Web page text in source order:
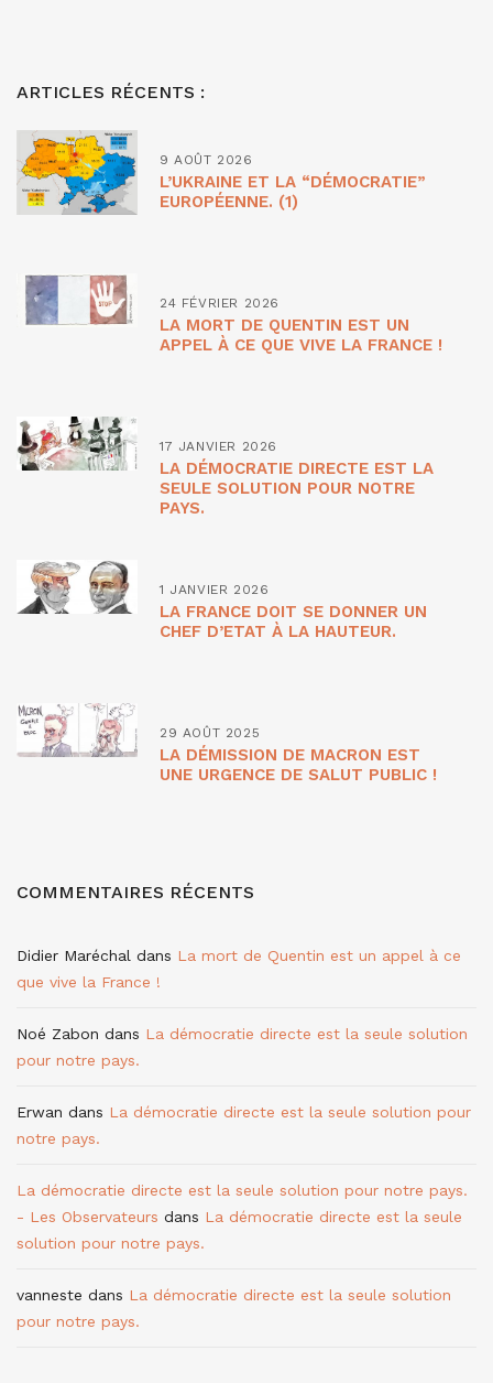
ARTICLES RÉCENTS :
9 AOÛT 2026
L’UKRAINE ET LA “DÉMOCRATIE”
EUROPÉENNE. (1)
24 FÉVRIER 2026
LA MORT DE QUENTIN EST UN
APPEL À CE QUE VIVE LA FRANCE !
17 JANVIER 2026
LA DÉMOCRATIE DIRECTE EST LA
SEULE SOLUTION POUR NOTRE
PAYS.
1 JANVIER 2026
LA FRANCE DOIT SE DONNER UN
CHEF D’ETAT À LA HAUTEUR.
29 AOÛT 2025
LA DÉMISSION DE MACRON EST
UNE URGENCE DE SALUT PUBLIC !
COMMENTAIRES RÉCENTS
Didier Maréchal dans La mort de Quentin est un appel à ce
que vive la France !
Noé Zabon dans La démocratie directe est la seule solution
pour notre pays.
Erwan dans La démocratie directe est la seule solution pour
notre pays.
La démocratie directe est la seule solution pour notre pays.
- Les Observateurs dans La démocratie directe est la seule
solution pour notre pays.
vanneste dans La démocratie directe est la seule solution
pour notre pays.